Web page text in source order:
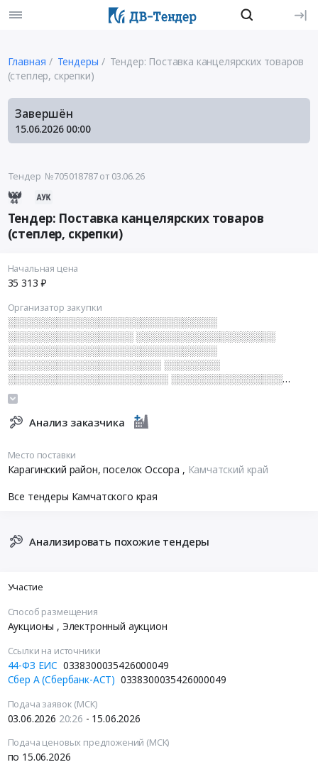
Главная Тендеры
Тендер: Поставка канцелярских товаров
(степлер, скрепки)
Завершён
15.06.2026 00:00
Тендер №705018787от 03.06.26
Тендер: Поставка канцелярских товаров
(степлер, скрепки)
Начальная цена
35 313 ₽
Организатор закупки
░░░░░░░░░░░░░░░░░░░░░░░░░░░░░░
░░░░░░░░░░░░░░░░░░ ░░░░░░░░░░░░░░░░░░░░
░░░░░░░░░░░░░░░░░░░░░░░░░░░░░░
░░░░░░░░░░░░░░░░░░░░░░ ░░░░░░░░
░░░░░░░░░░░░░░░░░░░░░░░ ░░░░░░░░░░░░░░░░
░░░░░░░░░░░░░░░░░
Анализ заказчика
Место поставки
Карагинский район, поселок Оссора , Камчатский край
Все тендеры Камчатского края
Анализировать похожие тендеры
Участие
Способ размещения
Аукционы , Электронный аукцион
Ссылки на источники
44-ФЗ ЕИС 0338300035426000049
Сбер А (Сбербанк-АСТ) 0338300035426000049
Подача заявок (МСК)
03.06.2026 20:26 - 15.06.2026
Подача ценовых предложений (МСК)
по 15.06.2026